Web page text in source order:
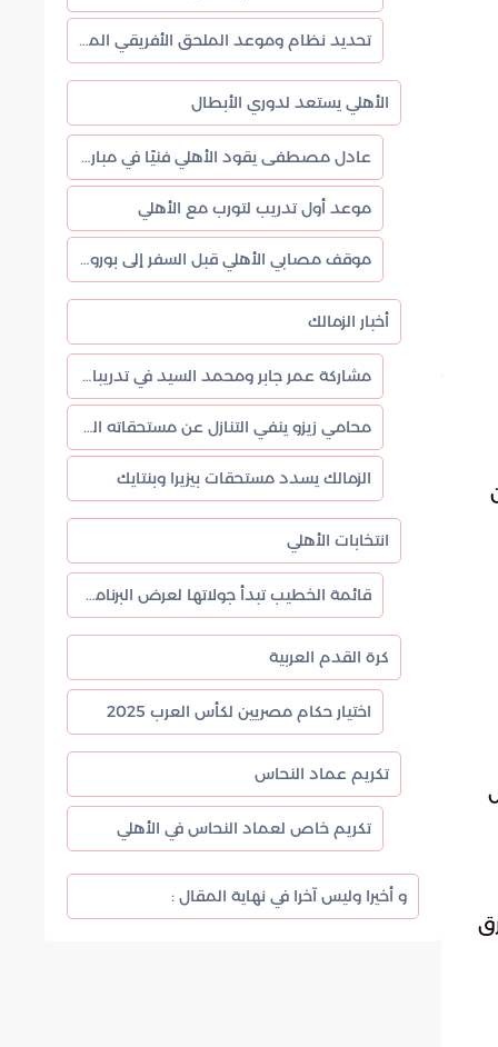
تحديد نظام وموعد الملحق الأفريقي المؤهل لكأس العالم
الأهلي يستعد لدوري الأبطال
عادل مصطفى يقود الأهلي فنيًا في مباراة دوري الأبطال
موعد أول تدريب لتورب مع الأهلي
موقف مصابي الأهلي قبل السفر إلى بوروندي
أخبار الزمالك
مشاركة عمر جابر ومحمد السيد في تدريبات الزمالك
محامي زيزو ينفي التنازل عن مستحقاته المتأخرة لدى الزمالك
الزمالك يسدد مستحقات بيزيرا وبنتايك
انتخابات الأهلي
قائمة الخطيب تبدأ جولاتها لعرض البرنامج الانتخابي
كرة القدم العربية
اختيار حكام مصريين لكأس العرب 2025
تكريم عماد النحاس
تكريم خاص لعماد النحاس في الأهلي
و أخيرا وليس آخرا في نهاية المقال :